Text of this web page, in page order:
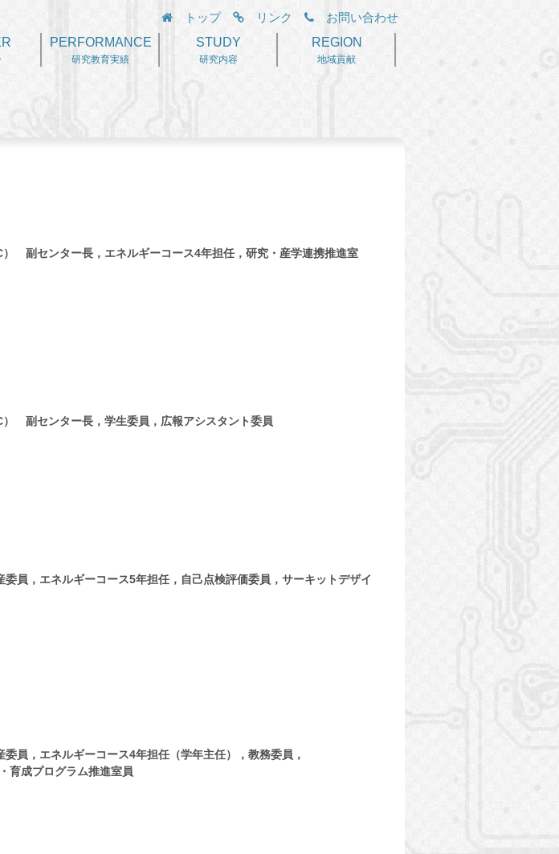
トップ リンク お問い合わせ
PERFORMANCE
研究教育実績
STUDY
研究内容
REGION
地域貢献
） 副センター長，エネルギーコース4年担任，研究・産学連携推進室
副センター長，学生委員，広報アシスタント委員
員，エネルギーコース5年担任，自己点検評価委員，サーキットデザイ
員，エネルギーコース4年担任（学年主任），教務委員，
育成プログラム推進室員